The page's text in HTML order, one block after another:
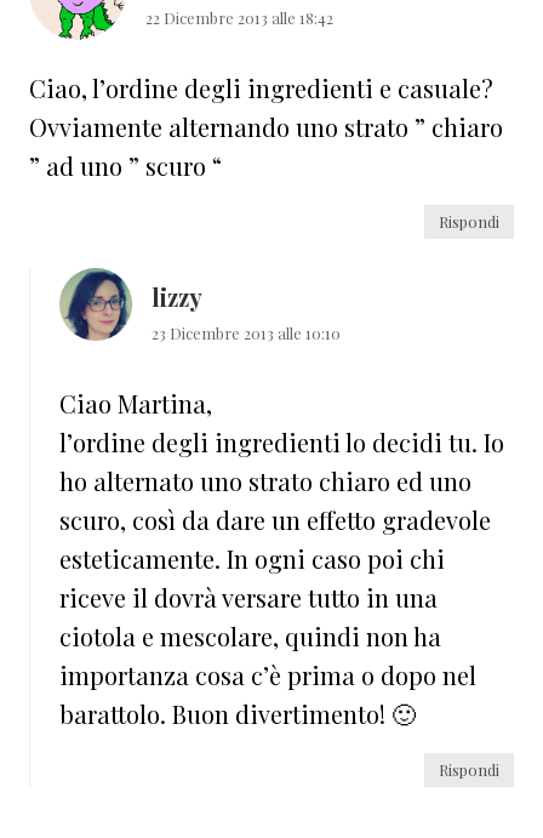
22 Dicembre 2013 alle 18:42
Ciao, l’ordine degli ingredienti e casuale?
Ovviamente alternando uno strato ” chiaro
” ad uno ” scuro “
Rispondi
lizzy
23 Dicembre 2013 alle 10:10
Ciao Martina,
l’ordine degli ingredienti lo decidi tu. Io
ho alternato uno strato chiaro ed uno
scuro, così da dare un effetto gradevole
esteticamente. In ogni caso poi chi
riceve il dovrà versare tutto in una
ciotola e mescolare, quindi non ha
importanza cosa c’è prima o dopo nel
barattolo. Buon divertimento! 🙂
Rispondi